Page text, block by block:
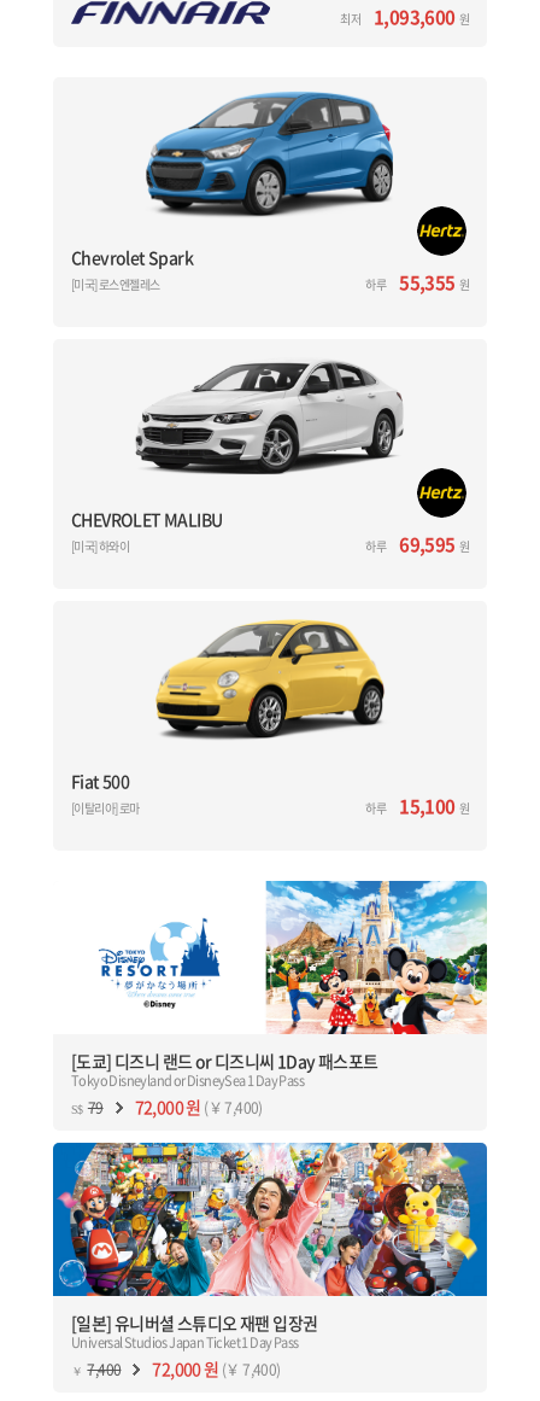
최저 1,093,600 원
예약하기
Chevrolet Spark
[미국] 로스엔젤레스 하루 55,355 원
[미국] 로스엔젤레스
로스엔젤레스 공항 (LAX Airport)
허츠렌터카 (Hertz) - 1일 대여기준
Chevrolet Spark
4 인승 / 4 도어 / 에어컨 / 자동 기어
CHEVROLET MALIBU
[미국] 하와이 하루 69,595 원
CHEVROLET MALIBU
다니엘 K. 이노우에 국제공항 (HNL Airport)
허츠렌터카 (Hertz) - 1일 대여기준
CHEVROLET MALIBU
5 인승 / 2 도어 / 에어컨 / 자동 기어
Fiat 500
[이탈리아] 로마 하루 15,100 원
레오나르도 다빈치 국제공항 (FCO Airport)
허츠렌터카 (Hertz) - 1일 대여기준
[도쿄] 디즈니 랜드 or 디즈니씨 1Day 패스포트
Tokyo Disneyland or DisneySea 1 Day Pass
S$ 79 72,000 원 (￥ 7,400)
[도쿄] 디즈니 랜드 or 디즈니씨 1Day 패스포트
Tokyo Disneyland or DisneySea 1 Day Pass
[도쿄] 디즈니 랜드 or 디즈니씨
도쿄를 대표하는 테마파크 디즈니 랜드 or 디즈니씨 1Day 특가 예약
예약하기
[일본] 유니버셜 스튜디오 재팬 입장권
Universal Studios Japan Ticket 1 Day Pass
￥ 7,400 72,000 원 (￥ 7,400)
[일본] 유니버셜 스튜디오 재팬 입장권
Universal Studios Japan Ticket 1 Day Pass
[일본] 유니버셜 스튜디오 재팬
스파이더맨, 쥬라기 공원, 죠스, 터미네이터, 슈렉 4D 쇼 등 다양한
어트렉션 놀라움의 연속인 유니버셜 스튜디오 재팬에서 제대로
즐겨보자!
예약하기